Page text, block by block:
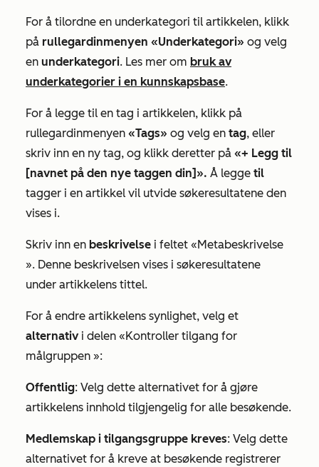
For å tilordne en underkategori til artikkelen, klikk
på rullegardinmenyen «Underkategori» og velg
en underkategori. Les mer om bruk av
underkategorier i en kunnskapsbase.
For å legge til en tag i artikkelen, klikk på
rullegardinmenyen «Tags» og velg en tag, eller
skriv inn en ny tag, og klikk deretter på «+ Legg til
[navnet på den nye taggen din]». Å legge til
tagger i en artikkel vil utvide søkeresultatene den
vises i.
Skriv inn en beskrivelse i feltet «Metabeskrivelse
». Denne beskrivelsen vises i søkeresultatene
under artikkelens tittel.
For å endre artikkelens synlighet, velg et
alternativi delen «Kontroller tilgang for
målgruppen »:
Offentlig: Velg dette alternativet for å gjøre
artikkelens innhold tilgjengelig for alle besøkende.
Medlemskap i tilgangsgruppe kreves: Velg dette
alternativet for å kreve at besøkende registrerer